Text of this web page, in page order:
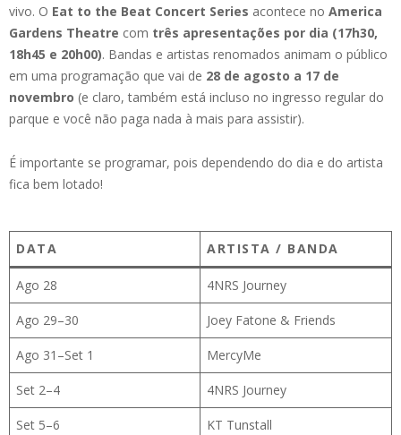
vivo. O Eat to the Beat Concert Series acontece no America
Gardens Theatre com três apresentações por dia (17h30,
18h45 e 20h00). Bandas e artistas renomados animam o público
em uma programação que vai de 28 de agosto a 17 de
novembro (e claro, também está incluso no ingresso regular do
parque e você não paga nada à mais para assistir).
É importante se programar, pois dependendo do dia e do artista
fica bem lotado!
DATA ARTISTA / BANDA
Ago 28 4NRS Journey
Ago 29–30 Joey Fatone & Friends
Ago 31–Set 1 MercyMe
Set 2–4 4NRS Journey
Set 5–6 KT Tunstall